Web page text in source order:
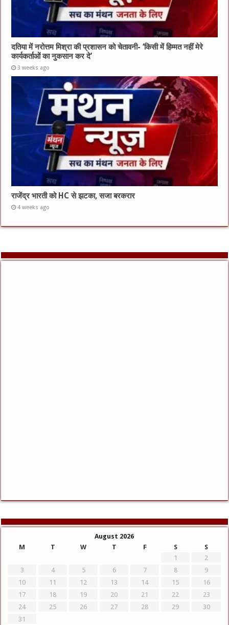
दतिया में नरोत्तम मिश्रा की प्रशासन को चेतावनी- ‘किसी में हिम्मत नहीं मेरे
कार्यकर्ताओं का नुकसान कर दे’
3 weeks ago
राजेंद्र भारती को HC से झटका, सजा बरकरार
4 weeks ago
August 2026
M
T W T F S
S
1
2
3
4 5 6 7 8
9
10
11 12 13 14 15
16
17
18 19 20 21 22
23
24
25 26 27 28 29
30
31